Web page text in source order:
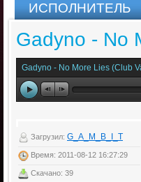
ИСПОЛНИТЕЛЬ
Gadyno - No
Gadyno - No More Lies (Club
Загрузил: G_A_M_B_I_T
Время: 2011-08-12 16:27:29
Скачано: 39